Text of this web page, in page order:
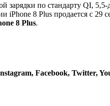
зарядки по стандарту QI,
8 Plus продается с 29
8 Plus.
, Facebook, Twitter,